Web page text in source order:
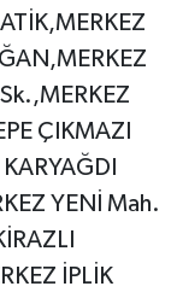
ÇIKMAZI
YENİ Mah.
İPLİK